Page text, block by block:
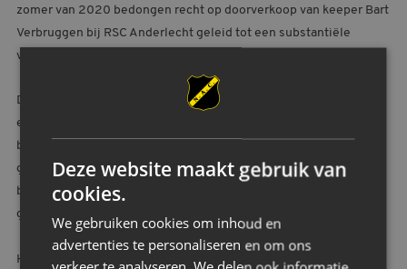
zomer van 2020 bedongen recht op doorverkoop van keeper Bart
Verbruggen bij RSC Anderlecht geleid tot een substantiële
verbetering van het netto resultaat.
Directeur Remco Oversier: “Wij zijn supporters en sponsoren
erkentelijk voor hoe zij in slechte tijden achter de club zijn
blijven staan en de ploeg uiteindelijk naar een promotie hebben
geschreeuwd. Zij zijn de levensader van NAC en het is ons aller
belang om de bezieling op de tribunes te belonen met een
gezonde bedrijfsvoering.”
Het eigen vermogen van NAC Breda B.V. bedraagt per 30 juni
Deze website maakt gebruik van
cookies.
We gebruiken cookies om inhoud en
advertenties te personaliseren en om ons